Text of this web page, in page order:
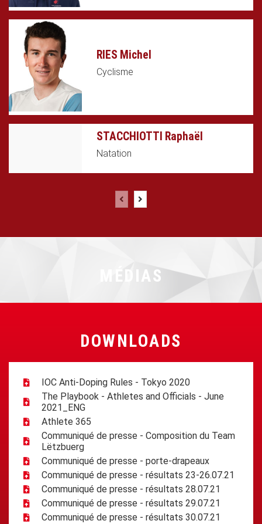
RIES Michel
Cyclisme
STACCHIOTTI Raphaël
Natation
MÉDIAS
DOWNLOADS
IOC Anti-Doping Rules - Tokyo 2020
The Playbook - Athletes and Officials - June
2021_ENG
Athlete 365
Communiqué de presse - Composition du Team
Lëtzbuerg
Communiqué de presse - porte-drapeaux
Communiqué de presse - résultats 23-26.07.21
Communiqué de presse - résultats 28.07.21
Communiqué de presse - résultats 29.07.21
Communiqué de presse - résultats 30.07.21